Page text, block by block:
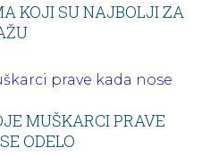
KOJI SU NAJBOLJI ZA
MUŠKARCI PRAVE
ODELO